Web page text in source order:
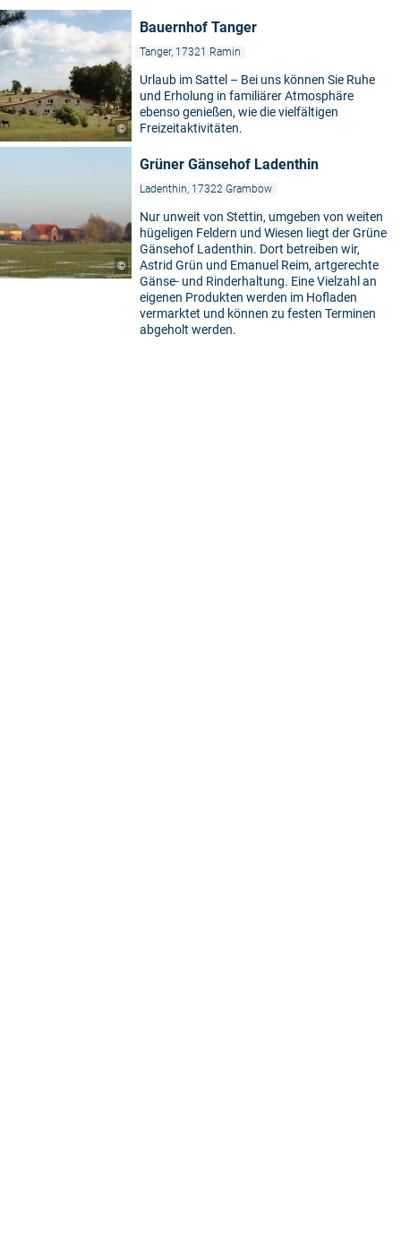
©
Bauernhof Tanger
Tanger, 17321 Ramin
Urlaub im Sattel – Bei uns können Sie Ruhe
und Erholung in familiärer Atmosphäre
ebenso genießen, wie die vielfältigen
Freizeitaktivitäten.
©
Grüner Gänsehof Ladenthin
Ladenthin, 17322 Grambow
Nur unweit von Stettin, umgeben von weiten
hügeligen Feldern und Wiesen liegt der Grüne
Gänsehof Ladenthin. Dort betreiben wir,
Astrid Grün und Emanuel Reim, artgerechte
Gänse- und Rinderhaltung. Eine Vielzahl an
eigenen Produkten werden im Hofladen
vermarktet und können zu festen Terminen
abgeholt werden.